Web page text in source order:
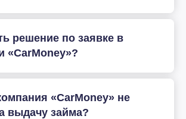
решение по заявке в
«CarMoney»?
«CarMoney» не
выдачу займа?